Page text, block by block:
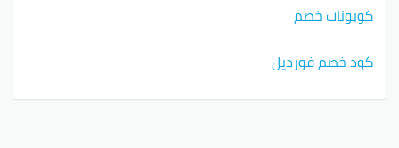
كوبونات خصم
كود خصم فورديل